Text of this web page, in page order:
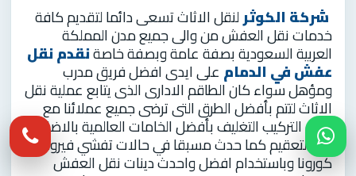
شركة الكوثرلنقل الاثاث تسعى دائما لتقديم كافة
خدمات نقل العفش من والى جميع مدن المملكة
العربية السعودية بصفة عامة وبصفة خاصةنقدم نقل
عفش في الدمام على ايدى افضل فريق مدرب
ومؤهل سواء كان الطاقم الادارى الذى يتابع عملية نقل
الاثاث لتتم بأفضل الطرق التى ترضى جميع عملائنا مع
الفك التركيب التغليف بأفضل الخامات العالمية بالاضافة
الي التعقيم كما حدث مسبقا في حالات تفشي فيروس
كورونا وباستخدام افضل واحدث دينات نقل العفش